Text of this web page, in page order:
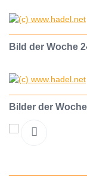
Bild der Woche
Bilder der